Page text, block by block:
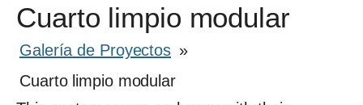
Cuarto limpio modular
Galería de Proyectos »
Cuarto limpio modular